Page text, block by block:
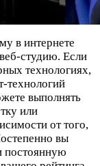
в интернете
студию. Если
технологиях,
технологий
выполнять
или
от того,
вы
постоянную